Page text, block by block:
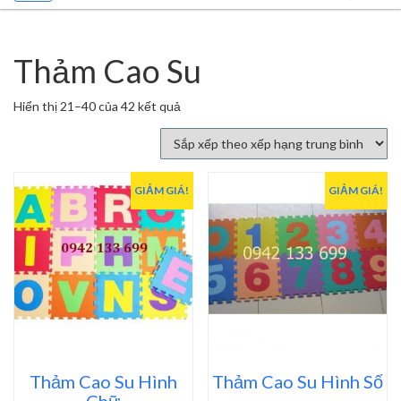
Thảm Cao Su
Hiển thị 21–40 của 42 kết quả
xếp
theo
xếp
hạng
trung
bình
GIẢM GIÁ!
Thảm Cao Su Hình
GIẢM GIÁ!
Thảm Cao Su Hình Số